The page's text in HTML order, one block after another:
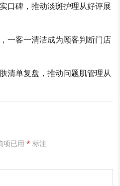
口碑，推动淡斑护理从好评展
一客一清洁成为顾客判断门店
清单复盘，推动问题肌管理从
项已用* 标注